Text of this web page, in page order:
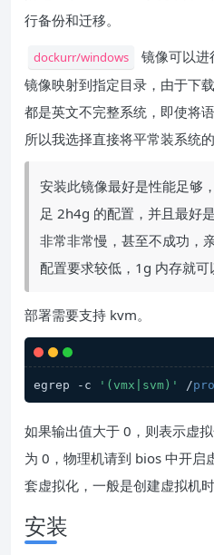
行备份和迁移。
dockurr/windows
镜像可以
镜像映射到指定目录，由于下
都是英文不完整系统，即使将
所以我选择直接将平常装系统的
安装此镜像最好是性能足够
足 2h4g 的配置，并且最好
非常非常慢，甚至不成功，
配置要求较低，1g 内存就可
部署需要支持 kvm。
egrep -c '(vmx|svm)' /
如果输出值大于 0，则表示虚
为 0，物理机请到 bios 中开启
套虚拟化，一般是创建虚拟机
安装